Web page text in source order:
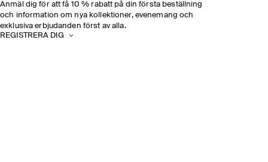
Anmäl dig för att få 10 % rabatt på din första beställning
och information om nya kollektioner, evenemang och
exklusiva erbjudanden först av alla.
REGISTRERA DIG